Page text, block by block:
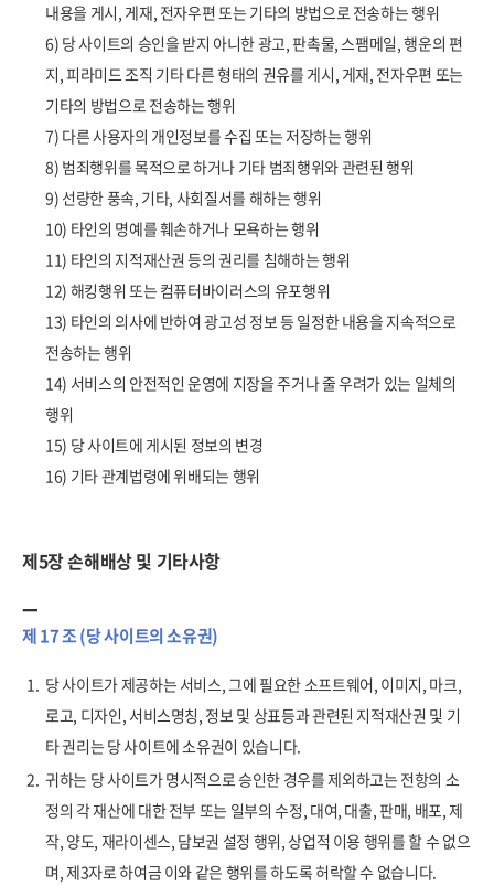
내용을 게시, 게재, 전자우편 또는 기타의 방법으로 전송하는 행위
6) 당 사이트의 승인을 받지 아니한 광고, 판촉물, 스팸메일, 행운의 편
지, 피라미드 조직 기타 다른 형태의 권유를 게시, 게재, 전자우편 또는
기타의 방법으로 전송하는 행위
7) 다른 사용자의 개인정보를 수집 또는 저장하는 행위
8) 범죄행위를 목적으로 하거나 기타 범죄행위와 관련된 행위
9) 선량한 풍속, 기타, 사회질서를 해하는 행위
10) 타인의 명예를 훼손하거나 모욕하는 행위
11) 타인의 지적재산권 등의 권리를 침해하는 행위
12) 해킹행위 또는 컴퓨터바이러스의 유포행위
13) 타인의 의사에 반하여 광고성 정보 등 일정한 내용을 지속적으로
전송하는 행위
14) 서비스의 안전적인 운영에 지장을 주거나 줄 우려가 있는 일체의
행위
15) 당 사이트에 게시된 정보의 변경
16) 기타 관계법령에 위배되는 행위
제5장 손해배상 및 기타사항
제 17 조 (당 사이트의 소유권)
1. 당 사이트가 제공하는 서비스, 그에 필요한 소프트웨어, 이미지, 마크,
로고, 디자인, 서비스명칭, 정보 및 상표등과 관련된 지적재산권 및 기
타 권리는 당 사이트에 소유권이 있습니다.
2. 귀하는 당 사이트가 명시적으로 승인한 경우를 제외하고는 전항의 소
정의 각 재산에 대한 전부 또는 일부의 수정, 대여, 대출, 판매, 배포, 제
작, 양도, 재라이센스, 담보권 설정 행위, 상업적 이용 행위를 할 수 없으
며, 제3자로 하여금 이와 같은 행위를 하도록 허락할 수 없습니다.